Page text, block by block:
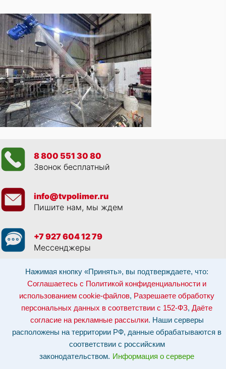
Нажимая кнопку «Принять», вы подтверждаете, что:
Соглашаетесь с Политикой конфиденциальности и
использованием cookie-файлов, Разрешаете обработку
персональных данных в соответствии с 152-ФЗ, Даёте
согласие на рекламные рассылки. Наши серверы
расположены на территории РФ, данные обрабатываются в
соответствии с российским
законодательством. Информация о сервере
8 800 551 30 80
Звонок бесплатный
info@tvpolimer.ru
Пишите нам, мы ждем
+7 927 604 12 79
Мессенджеры
Просматривая данный веб сайт, и обращаясь к нам, вы:Соглашаетесь с
Политикой конфиденциальности и использованием cookie-файлов,
Разрешаете обработку персональных данных в соответствии с 152-ФЗ
Даёте согласие на рекламные рассылки.
Отозвать согласие на обработку персональных данных: по эл-почте:
info@tvpolimer.ru| по телефону8 800 551 30 80
соответствии с российским законодательством.Информация о сервере и
Сайт носит исключительно информационный характер и не является